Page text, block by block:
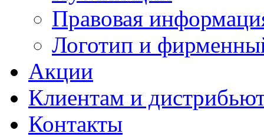
Правовая
Логотип и
Акции
Клиентам и
Контакты